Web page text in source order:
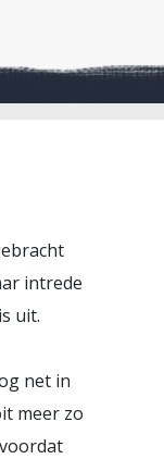
intrede
uit.
net in
meer zo